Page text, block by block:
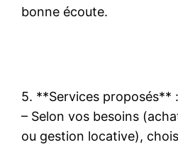
bonne écoute.
5. **Services proposés** :
– Selon vos besoins
ou gestion locative),